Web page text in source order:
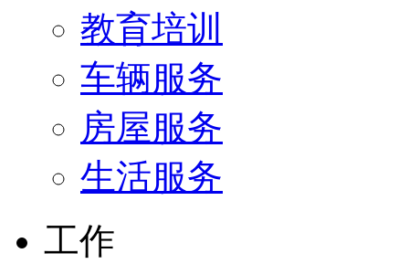
教育培训
车辆服务
房屋服务
生活服务
工作